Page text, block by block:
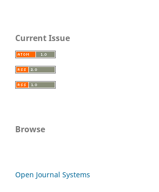
Current Issue
Browse
Open Journal Systems